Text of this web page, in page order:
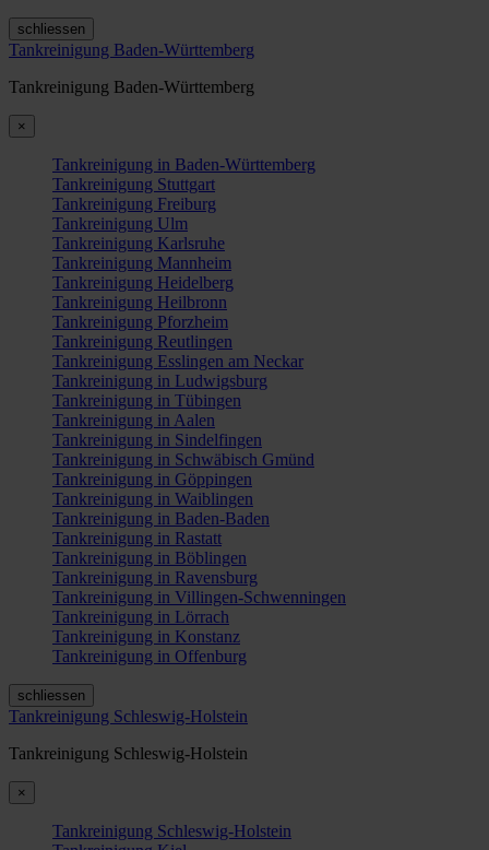
schliessen
Tankreinigung Baden-Württemberg
Tankreinigung Baden-Württemberg
×
Tankreinigung in Baden-Württemberg
Tankreinigung Stuttgart
Tankreinigung Freiburg
Tankreinigung Ulm
Tankreinigung Karlsruhe
Tankreinigung Mannheim
Tankreinigung Heidelberg
Tankreinigung Heilbronn
Tankreinigung Pforzheim
Tankreinigung Reutlingen
Tankreinigung Esslingen am Neckar
Tankreinigung in Ludwigsburg
Tankreinigung in Tübingen
Tankreinigung in Aalen
Tankreinigung in Sindelfingen
Tankreinigung in Schwäbisch Gmünd
Tankreinigung in Göppingen
Tankreinigung in Waiblingen
Tankreinigung in Baden-Baden
Tankreinigung in Rastatt
Tankreinigung in Böblingen
Tankreinigung in Ravensburg
Tankreinigung in Villingen-Schwenningen
Tankreinigung in Lörrach
Tankreinigung in Konstanz
Tankreinigung in Offenburg
schliessen
Tankreinigung Schleswig-Holstein
Tankreinigung Schleswig-Holstein
×
Tankreinigung Schleswig-Holstein